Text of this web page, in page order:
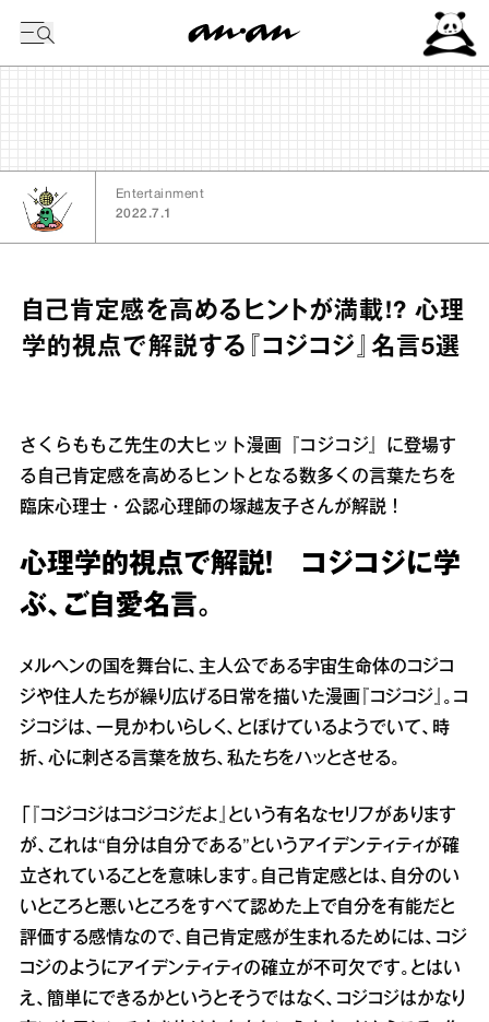
Entertainment
2022.7.1
自己肯定感を高めるヒントが満載!? 心理
学的視点で解説する『コジコジ』名言5選
さくらももこ先生の大ヒット漫画『コジコジ』に登場す
る自己肯定感を高めるヒントとなる数多くの言葉たちを
臨床心理士・公認心理師の塚越友子さんが解説！
心理学的視点で解説！ コジコジに学
ぶ、ご自愛名言。
メルヘンの国を舞台に、主人公である宇宙生命体のコジコ
ジや住人たちが繰り広げる日常を描いた漫画『コジコジ』。コ
ジコジは、一見かわいらしく、とぼけているようでいて、時
折、心に刺さる言葉を放ち、私たちをハッとさせる。
「『コジコジはコジコジだよ』という有名なセリフがあります
が、これは“自分は自分である”というアイデンティティが確
立されていることを意味します。自己肯定感とは、自分のい
いところと悪いところをすべて認めた上で自分を有能だと
評価する感情なので、自己肯定感が生まれるためには、コジ
コジのようにアイデンティティの確立が不可欠です。とはい
え、簡単にできるかというとそうではなく、コジコジはかなり